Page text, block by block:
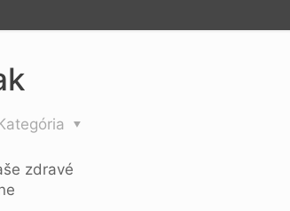
zdravé